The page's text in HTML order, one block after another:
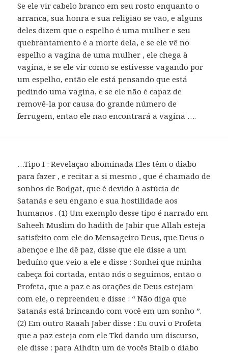
Se ele vir cabelo branco em seu rosto enquanto o
arranca, sua honra e sua religião se vão, e alguns
deles dizem que o espelho é uma mulher e seu
quebrantamento é a morte dela, e se ele vê no
espelho a vagina de uma mulher , ele chega à
vagina, e se ele vir como se estivesse vagando por
um espelho, então ele está pensando que está
pedindo uma vagina, e se ele não é capaz de
removê-la por causa do grande número de
ferrugem, então ele não encontrará a vagina ….
…Tipo I : Revelação abominada Eles têm o diabo
para fazer , e recitar a si mesmo , que é chamado de
sonhos de Bodgat, que é devido à astúcia de
Satanás e seu engano e sua hostilidade aos
humanos . (1) Um exemplo desse tipo é narrado em
Saheeh Muslim do hadith de Jabir que Allah esteja
satisfeito com ele do Mensageiro Deus, que Deus o
abençoe e lhe dê paz, disse que ele disse a um
beduíno que veio a ele e disse : Sonhei que minha
cabeça foi cortada, então nós o seguimos, então o
Profeta, que a paz e as orações de Deus estejam
com ele, o repreendeu e disse : “ Não diga que
Satanás está brincando com você em um sonho ”.
(2) Em outro Raaah Jaber disse : Eu ouvi o Profeta
que a paz esteja com ele Tkd dando um discurso,
ele disse : para Aihdtn um de vocês Btalb o diabo